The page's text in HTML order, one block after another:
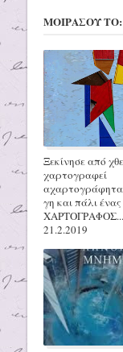
ΜΟΙΡΑΣΟΥ ΤΟ:
Ξεκίνησε από
χαρτογραφεί
αχαρτογράφητα
γη και πάλι ένας
21.2.2019